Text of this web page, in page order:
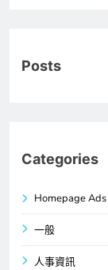
Posts
Categories
Homepage Ads
一般
人事資訊